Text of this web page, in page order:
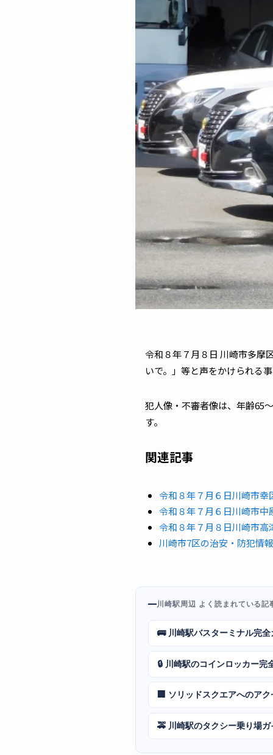
令和８年７月８日 川崎市多摩
いで。」等と声をかけられる
犯人像・不審者像は、年齢65
す。
関連記事
令和８年７月６日川崎市
令和８年７月６日川崎市
令和８年７月８日川崎市
川崎市7区の治安・防犯情報
川崎駅周辺 よく読まれている記
🚌 川崎駅バスターミナル完全
🔒 川崎駅のコインロッカー完
🏢 ソリッドスクエアへのア
🚕 川崎駅のタクシー乗り場ガ